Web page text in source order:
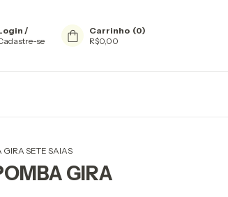
/
se
Carrinho (0)
R$0,00
SETE SAIAS
GIRA